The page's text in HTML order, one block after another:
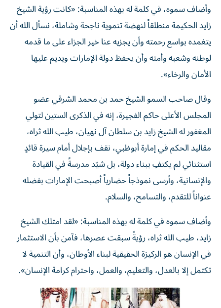
وأضاف سموه، في كلمة له بهذه المناسبة: «كانت رؤية الشيخ
زايد الحكيمة منطلقاً لنهضة تنموية ناجحة وشاملة، نسأل الله أن
يتغمده بواسع رحمته وأن يجزيه عنا خير الجزاء على ما قدمه
لوطنه وشعبه وأمته وأن يحفظ دولة الإمارات ويديم عليها
الأمان والرخاء».
وقال صاحب السمو الشيخ حمد بن محمد الشرقي عضو
المجلس الأعلى حاكم الفجيرة، إنه في الذكرى الستين لتولي
المغفور له الشيخ زايد بن سلطان آل نهيان، طيب الله ثراه،
مقاليد الحكم في إمارة أبوظبي، نقف بإجلال أمام سيرة قائدٍ
استثنائي لم يكتفِ ببناء دولة، بل شيّد مدرسةً في القيادة
والإنسانية، وأرسى نموذجاً حضارياً أصبحت الإمارات بفضله
عنواناً للتقدم، والتسامح، والسلام.
وأضاف سموه في كلمة له بهذه المناسبة: «لقد امتلك الشيخ
زايد، طيب الله ثراه، رؤيةً سبقت عصرها، فآمن بأن الاستثمار
في الإنسان هو الركيزة الحقيقية لبناء الأوطان، وأن التنمية لا
تكتمل إلا بالعدل، والتعليم، والعمل، واحترام كرامة الإنسان».